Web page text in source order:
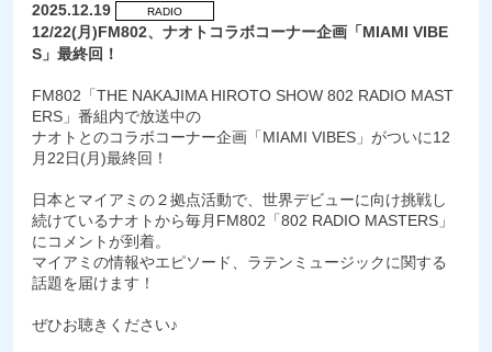
2025.12.19 RADIO
12/22(月)FM802、ナオトコラボコーナー企画「MIAMI VIBE
S」最終回！
FM802「THE NAKAJIMA HIROTO SHOW 802 RADIO MAST
ERS」番組内で放送中の
ナオトとのコラボコーナー企画「MIAMI VIBES」がついに12
月22日(月)最終回！
日本とマイアミの２拠点活動で、世界デビューに向け挑戦し
続けているナオトから毎月FM802「802 RADIO MASTERS」
にコメントが到着。
マイアミの情報やエピソード、ラテンミュージックに関する
話題を届けます！
ぜひお聴きください♪